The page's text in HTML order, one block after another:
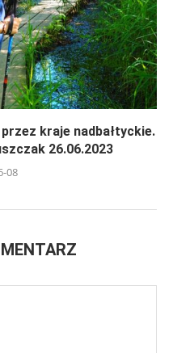
kraje nadbałtyckie.
26.06.2023
08